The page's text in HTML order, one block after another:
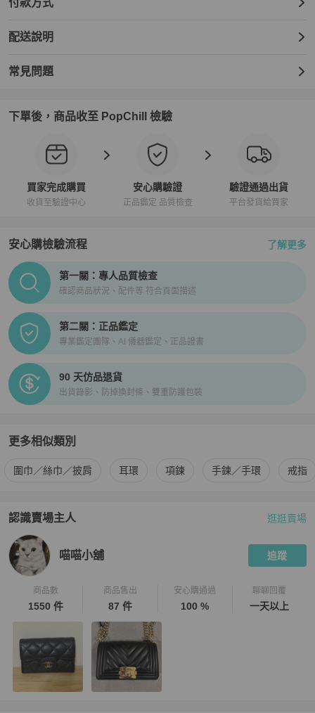
付款方式
配送說明
常見問題
下單後，商品收至 PopChill 檢驗
買家完成購買
收貨至驗證中心
安心購驗證
正品鑑定 品質檢查
驗證通過出貨
平台發貨給買家
安心購檢驗流程 了解更多
PopChill拍拍圈正品驗證、安心購檢驗流程介紹
第一關：專人品質檢查
確認商品狀況、配件等 符合頁面描述
第二關：正品鑑定
專業鑑定團隊、AI 儀器鑑定、正品證書
90 天仿品退貨
出貨錄影、防掉換封條、雙重防護包裝
更多相似類別
更多Hermès女士配件 相似商品推薦
圍巾／絲巾／披肩 耳環 項鍊 手鍊／手環 戒指
認識賣場主人
PopChill 拍拍圈嚴選賣家
逛逛賣場
喵喵小舖 追蹤
商品數
1550 件
商品售出
87 件
安心購通過
100 %
聊聊回覆
一天以上